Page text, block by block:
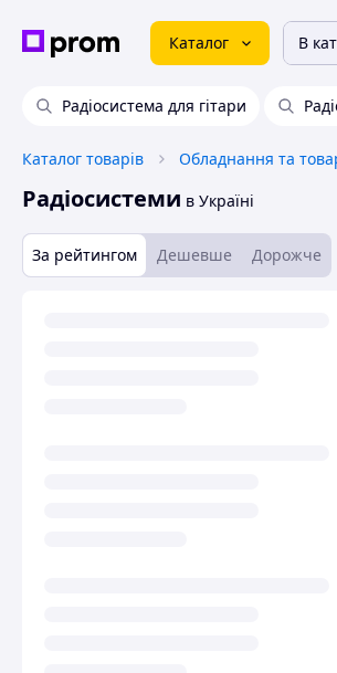
Каталог В
Радіосистема для гітари
Каталог товарів
Радіосистеми в Україні
За рейтингом Дешевше Дорожче